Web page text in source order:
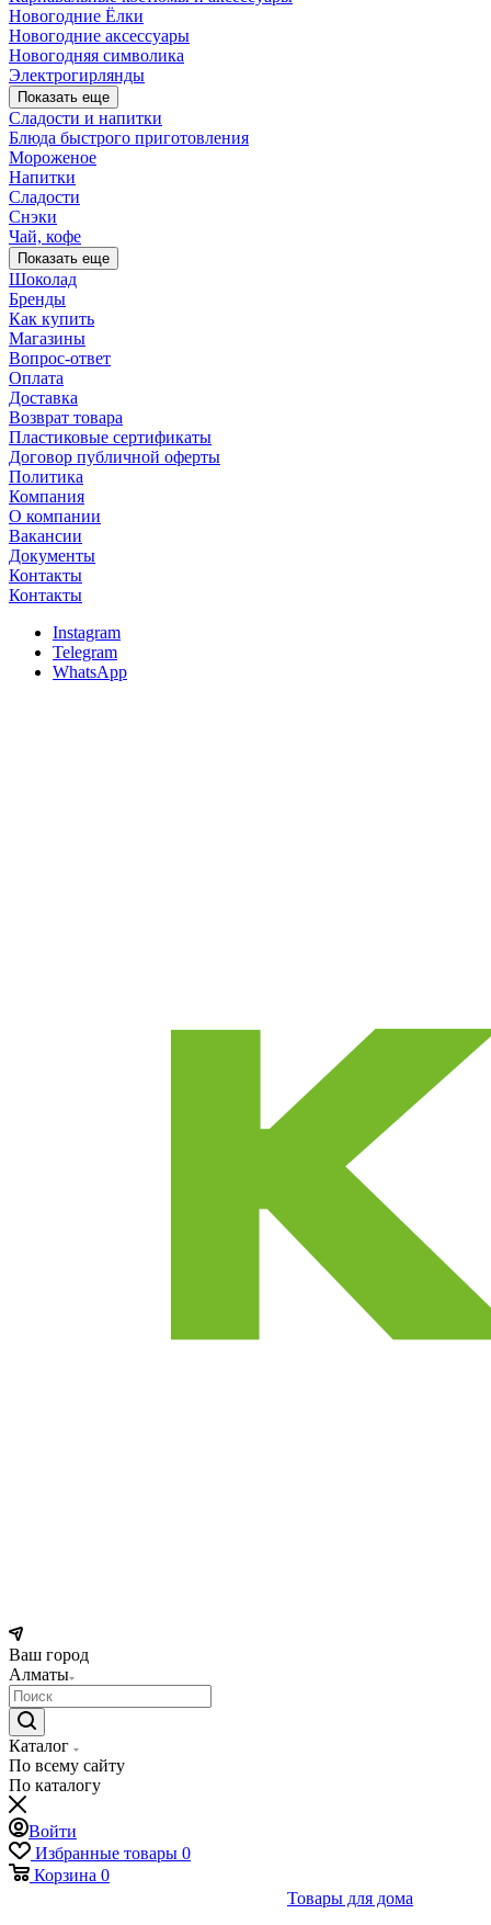
Новогодние Ёлки
Новогодние аксессуары
Новогодняя символика
Электрогирлянды
Показать еще
Сладости и напитки
Блюда быстрого приготовления
Мороженое
Напитки
Сладости
Снэки
Чай, кофе
Показать еще
Шоколад
Бренды
Как купить
Магазины
Вопрос-ответ
Оплата
Доставка
Возврат товара
Пластиковые сертификаты
Договор публичной оферты
Политика
Компания
О компании
Вакансии
Документы
Контакты
Контакты
Instagram
Telegram
WhatsApp
Ваш город
Алматы
Каталог
По всему сайту
По каталогу
Войти
Избранные товары 0
Корзина 0
Товары для дома